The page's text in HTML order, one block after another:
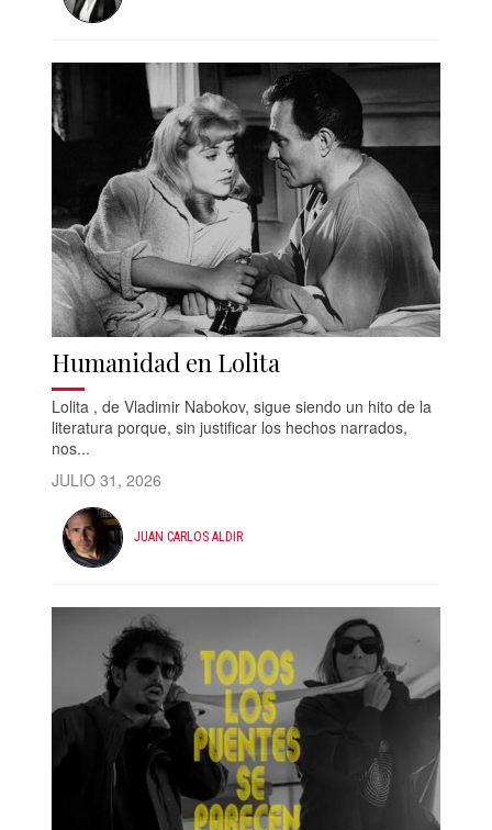
Humanidad en Lolita
Lolita , de Vladimir Nabokov, sigue siendo un hito de la
literatura porque, sin justificar los hechos narrados,
nos...
JULIO 31, 2026
JUAN CARLOS ALDIR